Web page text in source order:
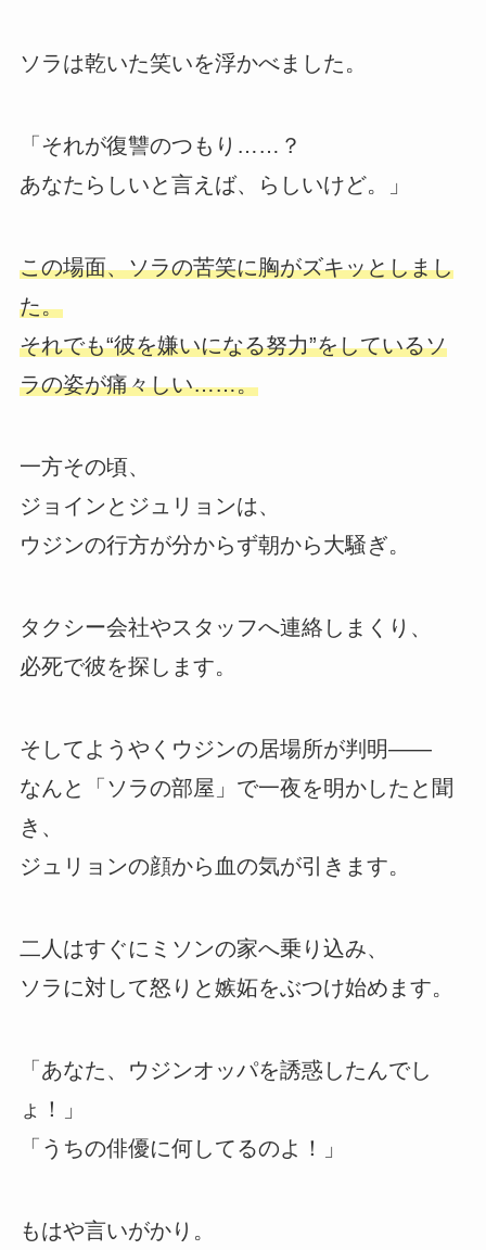
ソラは乾いた笑いを浮かべました。
「それが復讐のつもり……？
あなたらしいと言えば、らしいけど。」
この場面、ソラの苦笑に胸がズキッとしまし
た。
それでも“彼を嫌いになる努力”をしているソ
ラの姿が痛々しい……。
一方その頃、
ジョインとジュリョンは、
ウジンの行方が分からず朝から大騒ぎ。
タクシー会社やスタッフへ連絡しまくり、
必死で彼を探します。
そしてようやくウジンの居場所が判明――
なんと「ソラの部屋」で一夜を明かしたと聞
き、
ジュリョンの顔から血の気が引きます。
二人はすぐにミソンの家へ乗り込み、
ソラに対して怒りと嫉妬をぶつけ始めます。
「あなた、ウジンオッパを誘惑したんでし
ょ！」
「うちの俳優に何してるのよ！」
もはや言いがかり。